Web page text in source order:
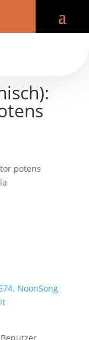
potens
NoonSong